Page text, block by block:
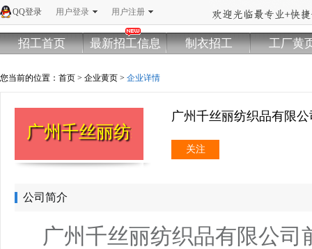
用户登录 用户注册
QQ登录
招工首页 最新招工信息 制衣招工 工厂黄
您当前的位置： 首页 > 企业黄页 > 企业详情
广州千丝丽纺织品有限公司
广州千丝丽纺织品有限
关注
公司简介
广州千丝丽纺织品有限公司